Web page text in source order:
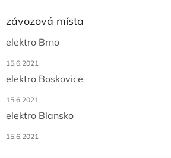
závozová místa
elektro Brno
15.6.2021
elektro Boskovice
15.6.2021
elektro Blansko
15.6.2021